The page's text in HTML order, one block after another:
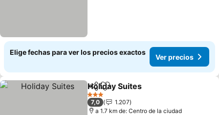
Elige fechas para ver los precios exactos
Ver precios
CompartirAgregar a favoritos
Holiday Suites
3 Estrellas
7,0
1.207
a 1.7 km de: Centro de la ciudad